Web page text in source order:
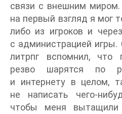
связи с внешним миром.
на первый взгляд я мог
либо из игроков и
с администрацией игры.
литрпг вспомнил, что
резво шарятся по
и интернету в целом,
не написать чего-
чтобы меня